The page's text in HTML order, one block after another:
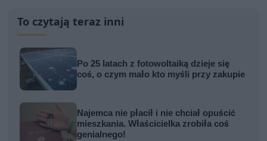
To czytają teraz inni
Po 25 latach z fotowoltaiką dzieje się
coś, o czym mało kto myśli przy zakupie
Najemca nie płacił i nie chciał opuścić
mieszkania. Właścicielka zrobiła coś
genialnego!